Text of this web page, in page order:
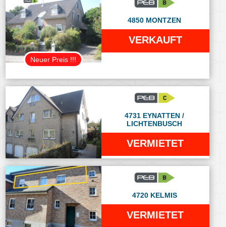
Neuer Preis !!!
4850 MONTZEN
VERKAUFT
4731 EYNATTEN /
LICHTENBUSCH
VERMIETET
4720 KELMIS
VERMIETET